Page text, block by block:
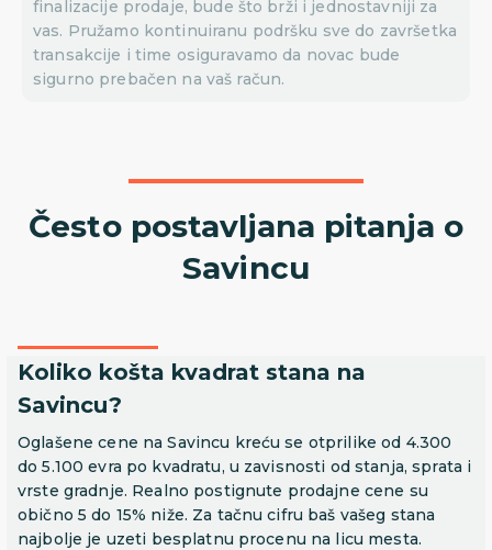
finalizacije prodaje, bude što brži i jednostavniji za
vas. Pružamo kontinuiranu podršku sve do završetka
transakcije i time osiguravamo da novac bude
sigurno prebačen na vaš račun.
Često postavljana pitanja o
Savincu
Koliko košta kvadrat stana na
Savincu?
Oglašene cene na Savincu kreću se otprilike od 4.300
do 5.100 evra po kvadratu, u zavisnosti od stanja, sprata i
vrste gradnje. Realno postignute prodajne cene su
obično 5 do 15% niže. Za tačnu cifru baš vašeg stana
najbolje je uzeti besplatnu procenu na licu mesta.